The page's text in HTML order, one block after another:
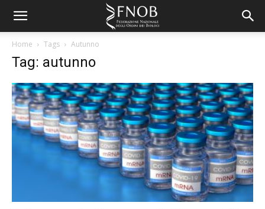
Home Tags Autunno
Tag: autunno